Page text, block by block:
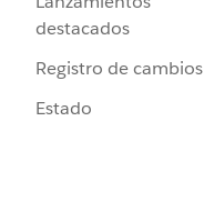
destacados
Registro de cambios
Estado